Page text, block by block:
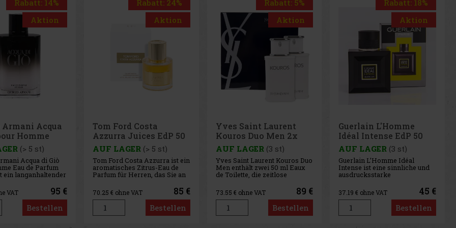
Rabatt: 14%
Aktion
Armani Acqua
Homme
100 ml
(> 5 st)
Acqua di Giò
Eau de Parfum
ein langanhaltender
mit einem holzig-
Charakter. Er
ikonische
Acqua di Giò-Linie
diese jedoch in
tief
VAT 95 €
Bestellen
Rabatt: 24%
Aktion
Tom Ford Costa
Azzurra Juices EdP 50
ml
AUF LAGER (> 5 st)
Tom Ford Costa Azzurra ist ein
aromatisches Zitrus-Eau de
Parfum für Herren, das Sie an
entführt. Es vereint die Frische
der Meeresluft, Zitrusfrüchte
und aromatische Hölzer zu
einer eleganten und
entspannten Komposition v
70.25 € ohne VAT 85 €
Bestellen
Rabatt: 5%
Aktion
Yves Saint Laurent
Kouros Duo Men 2x
EdT 50 ml
AUF LAGER (3 st)
Yves Saint Laurent Kouros Duo
Men enthält zwei 50 ml Eaux
de Toilette, die zeitlose
Kouros ist ein ikonischer Duft,
der sich durch seinen starken
maskulinen und frischen
Charakter auszeichnet. Der
Duft wurde ursprünglich 198
73.55 € ohne VAT 89 €
Bestellen
Rabatt: 18%
Aktion
Guerlain L'Homme
Idéal Intense EdP 50
ml
AUF LAGER (3 st)
Guerlain L’Homme Idéal
Intense ist eine sinnliche und
ausdrucksstarke
Herrenlinie, in der sich die
Mandel-Signatur der Marke in
ihrer ganzen Kraft entfaltet.
Die Inspiration ist die
köstliche Tiefe von Amaretto,
37.19€ ohne VAT 45 €
Bestellen